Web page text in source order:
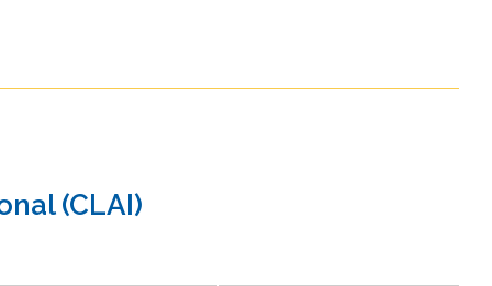
Hospital Clínico
(CLAI)